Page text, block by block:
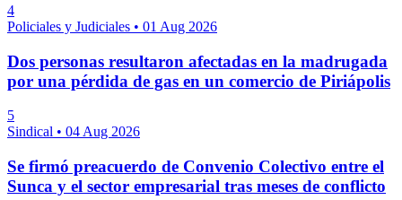
4
Policiales y Judiciales • 01 Aug 2026
Dos personas resultaron afectadas en la madrugada
por una pérdida de gas en un comercio de Piriápolis
5
Sindical • 04 Aug 2026
Se firmó preacuerdo de Convenio Colectivo entre el
Sunca y el sector empresarial tras meses de conflicto